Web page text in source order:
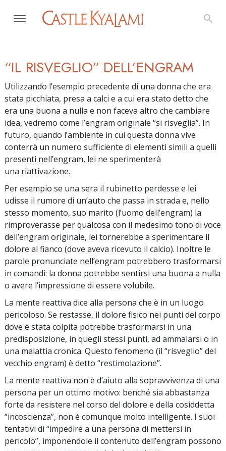
“IL RISVEGLIO” DELL’ENGRAM
Utilizzando l’esempio precedente di una donna che era
stata picchiata, presa a calci e a cui era stato detto che
era una buona a nulla e non faceva altro che cambiare
idea, vedremo come l’engram originale “si risveglia”. In
futuro, quando l’ambiente in cui questa donna vive
conterrà un numero sufficiente di elementi simili a quelli
presenti nell’engram, lei ne sperimenterà
una riattivazione.
Per esempio se una sera il rubinetto perdesse e lei
udisse il rumore di un’auto che passa in strada e, nello
stesso momento, suo marito (l’uomo dell’engram) la
rimproverasse per qualcosa con il medesimo tono di voce
dell’engram originale, lei tornerebbe a sperimentare il
dolore al fianco (dove aveva ricevuto il calcio). Inoltre le
parole pronunciate nell’engram potrebbero trasformarsi
in comandi: la donna potrebbe sentirsi una buona a nulla
o avere l’impressione di essere volubile.
La mente reattiva dice alla persona che è in un luogo
pericoloso. Se restasse, il dolore fisico nei punti del corpo
dove è stata colpita potrebbe trasformarsi in una
predisposizione, in quegli stessi punti, ad ammalarsi o in
una malattia cronica. Questo fenomeno (il “risveglio” del
vecchio engram) è detto “restimolazione”.
La mente reattiva non è d’aiuto alla sopravvivenza di una
persona per un ottimo motivo: benché sia abbastanza
forte da resistere nel corso del dolore e della cosiddetta
“incoscienza”, non è comunque molto intelligente. I suoi
tentativi di “impedire a una persona di mettersi in
pericolo”, imponendole il contenuto dell’engram possono